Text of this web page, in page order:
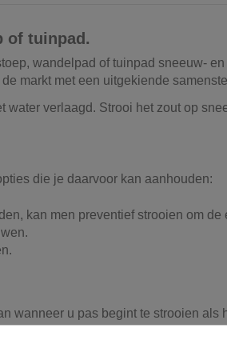
of tuinpad.
wandelpad of tuinpad sneeuw-
markt met een uitgekiende
verlaagd. Strooi het zout op
die je daarvoor kan aanhouden:
kan men preventief strooien om
wanneer u pas begint te strooien
dubbele nodig per m². U kan het